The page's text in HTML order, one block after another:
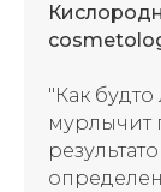
"Как
мурлычит